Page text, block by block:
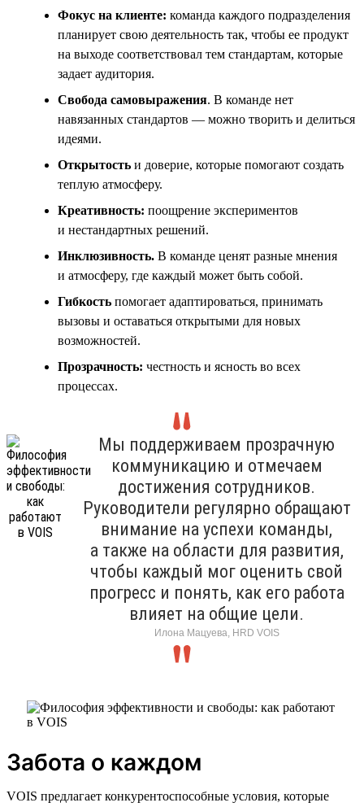
Фокус на клиенте: команда каждого подразделения
планирует свою деятельность так, чтобы ее продукт
на выходе соответствовал тем стандартам, которые
задает аудитория.
Свобода самовыражения. В команде нет
навязанных стандартов — можно творить и делиться
идеями.
Открытость и доверие, которые помогают создать
теплую атмосферу.
Креативность: поощрение экспериментов
и нестандартных решений.
Инклюзивность. В команде ценят разные мнения
и атмосферу, где каждый может быть собой.
Гибкость помогает адаптироваться, принимать
вызовы и оставаться открытыми для новых
возможностей.
Прозрачность: честность и ясность во всех
процессах.
Мы поддерживаем прозрачную
коммуникацию и отмечаем
достижения сотрудников.
Руководители регулярно обращают
внимание на успехи команды,
а также на области для развития,
чтобы каждый мог оценить свой
прогресс и понять, как его работа
влияет на общие цели.
Илона Мацуева, HRD VOIS
Забота о каждом
VOIS предлагает конкурентоспособные условия, которые